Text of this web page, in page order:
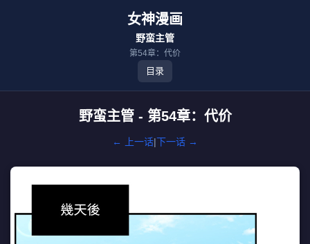
女神漫画
野蛮主管
第54章：代价
目录
野蛮主管 - 第54章：代价
← 上一话|下一话 →